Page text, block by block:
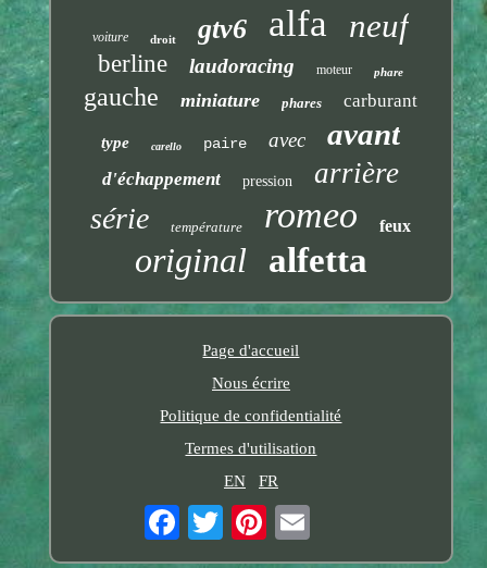
voiture droit gtv6 alfa neuf
berline laudoracing moteur phare
gauche miniature phares carburant
type carello paire avec avant
d'échappement pression arrière
série température romeo feux
original alfetta
Page d'accueil
Nous écrire
Politique de confidentialité
Termes d'utilisation
EN
FR